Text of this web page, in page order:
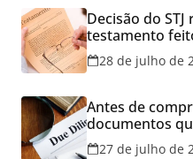
Decisão do
testamento
28 de julho de
Antes de
documentos
disputas na
27 de julho de